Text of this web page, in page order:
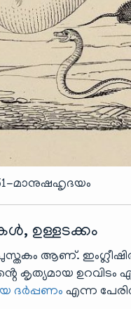
മാനുഷഹൃദയം
ഉള്ളടക്കം
ആണ്. ഇംഗ്ലീഷിൽ
കൃത്യമായ ഉറവിടം
ദർപ്പണം എന്ന